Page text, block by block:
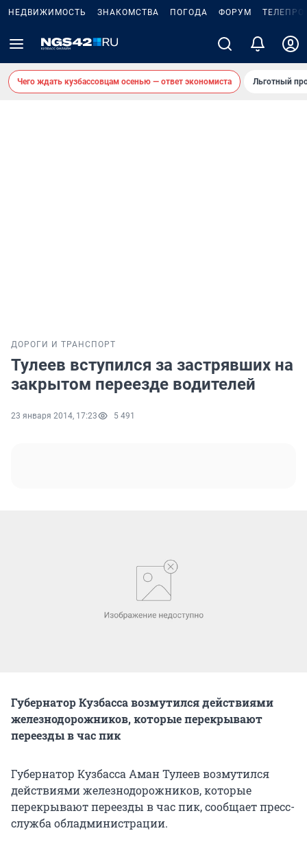
НЕДВИЖИМОСТЬ ЗНАКОМСТВА ПОГОДА ФОРУМ
Чего ждать кузбассовцам осенью — ответ экономиста Льготный
ДОРОГИ И ТРАНСПОРТ
Тулеев вступился за застрявших на
закрытом переезде водителей
23 января 2014, 17:23 5 491
Губернатор Кузбасса возмутился действиями
железнодорожников, которые перекрывают
переезды в час пик
Губернатор Кузбасса Аман Тулеев возмутился
действиями железнодорожников, которые
перекрывают переезды в час пик, сообщает пресс-
служба обладминистрации.